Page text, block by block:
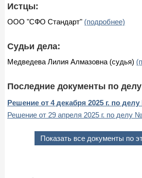
Истцы:
ООО "СФО Стандарт" (подробнее)
Судьи дела:
Медведева Лилия Алмазовна (судья)
Последние документы по
Решение от 4 декабря 2025 г. по
Решение от 29 апреля 2025 г. по делу
Показать все документы по